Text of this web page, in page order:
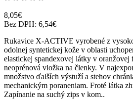
8,05€
Bez DPH: 6,54€
Rukavice X-ACTIVE vyrobené z
odolnej syntetickej kože v oblasti
elastickej spandexovej látky v oranžovej
neoprénová vložka na členky. V
množstvo ďalších výstuží a stehov
mechanickým poraneniam. Froté látka
Zapínanie na suchý zips v kom..